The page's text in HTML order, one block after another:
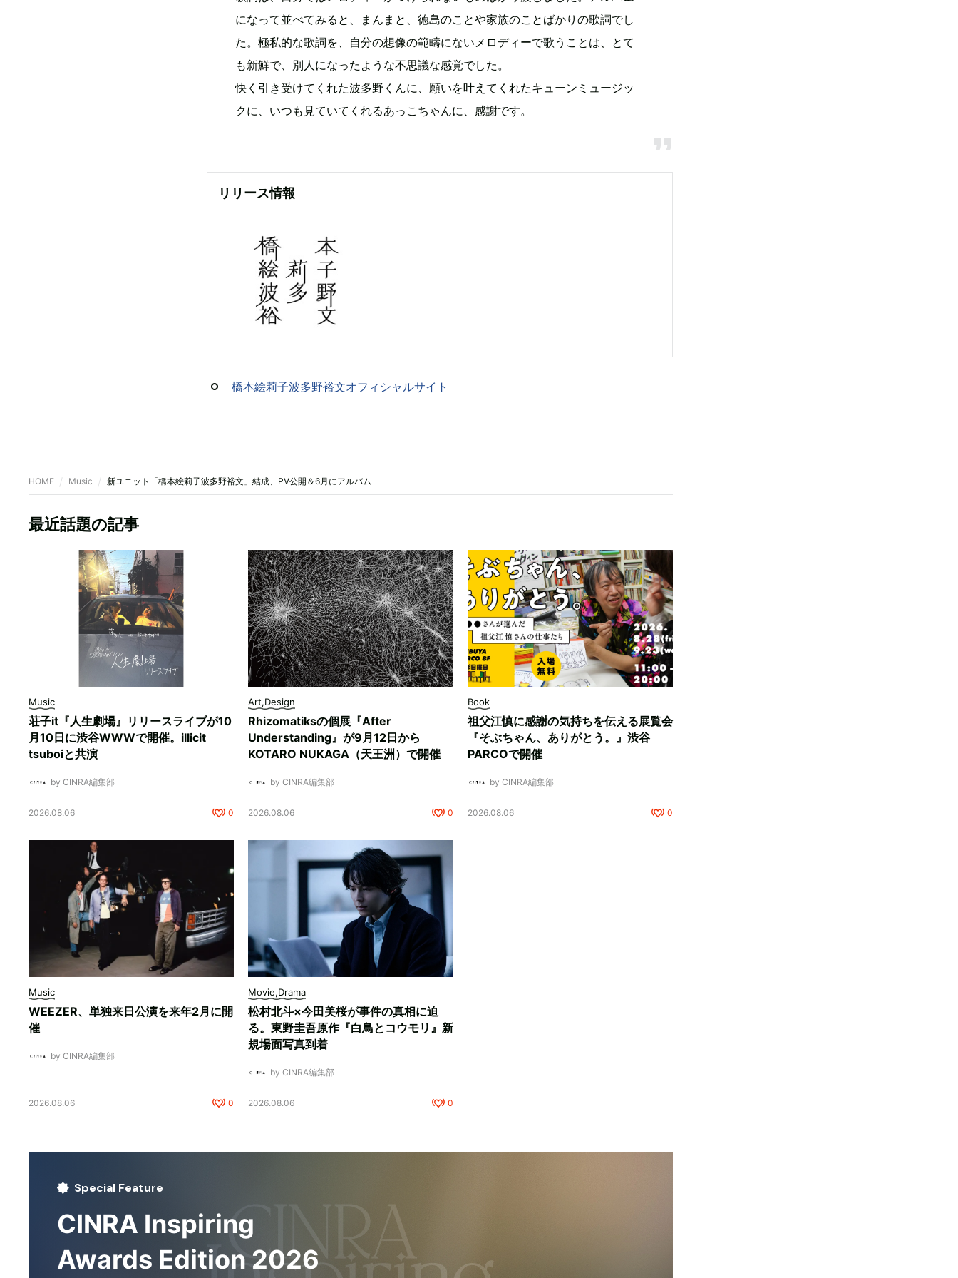
になって並べてみると、まんまと、徳島のことや家族のことばかりの歌詞でし
た。極私的な歌詞を、自分の想像の範疇にないメロディーで歌うことは、とて
も新鮮で、別人になったような不思議な感覚でした。
快く引き受けてくれた波多野くんに、願いを叶えてくれたキューンミュージッ
クに、いつも見ていてくれるあっこちゃんに、感謝です。
リリース情報
橋本絵莉子波多野裕文オフィシャルサイト
HOME Music 新ユニット「橋本絵莉子波多野裕文」結成、PV公開＆6月にアルバム
最近話題の記事
Music
荘子it『人生劇場』リリースライブが10
月10日に渋谷WWWで開催。illicit
tsuboiと共演
by CINRA編集部
2026.08.06 0
Art,Design
Rhizomatiksの個展『After
Understanding』が9月12日から
KOTARO NUKAGA（天王洲）で開催
by CINRA編集部
2026.08.06 0
Book
祖父江慎に感謝の気持ちを伝える展覧会
『そぶちゃん、ありがとう。』渋谷
PARCOで開催
by CINRA編集部
2026.08.06 0
Music
WEEZER、単独来日公演を来年2月に開
催
by CINRA編集部
2026.08.06 0
Movie,Drama
松村北斗×今田美桜が事件の真相に迫
る。東野圭吾原作『白鳥とコウモリ』新
規場面写真到着
by CINRA編集部
2026.08.06 0
Special Feature
CINRA Inspiring
Awards Edition 2026